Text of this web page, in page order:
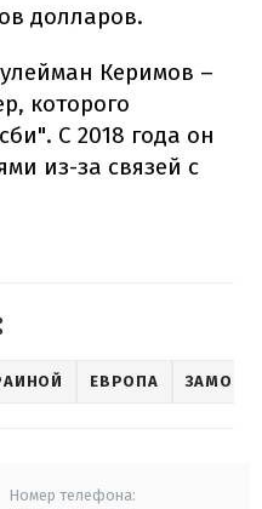
долларов.
Керимов –
которого
С 2018 года он
из-за связей с
ЕВРОПА
Номер телефона: